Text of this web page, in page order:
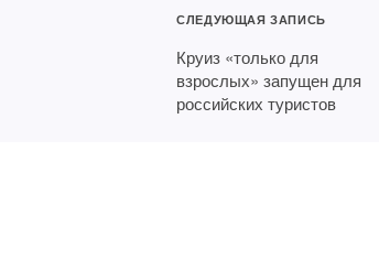
СЛЕДУЮЩАЯ ЗАПИСЬ
Круиз «только для
взрослых» запущен для
российских туристов